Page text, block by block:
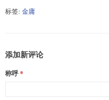
标签: 金庸
添加新评论
称呼